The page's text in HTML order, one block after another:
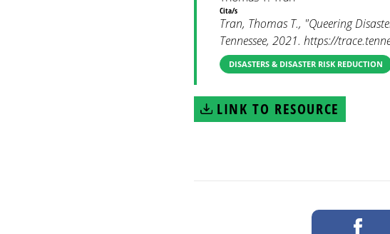
Cita/s
Tran, Thomas T., "Queering
Tennessee, 2021. https://
DISASTERS & DISASTER RISK REDUCTION
LINK TO RESOURCE